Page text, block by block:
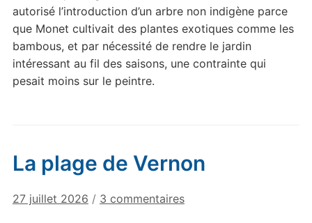
autorisé l’introduction d’un arbre non indigène parce
que Monet cultivait des plantes exotiques comme les
bambous, et par nécessité de rendre le jardin
intéressant au fil des saisons, une contrainte qui
pesait moins sur le peintre.
La plage de Vernon
27 juillet 2026 / 3 commentairessur